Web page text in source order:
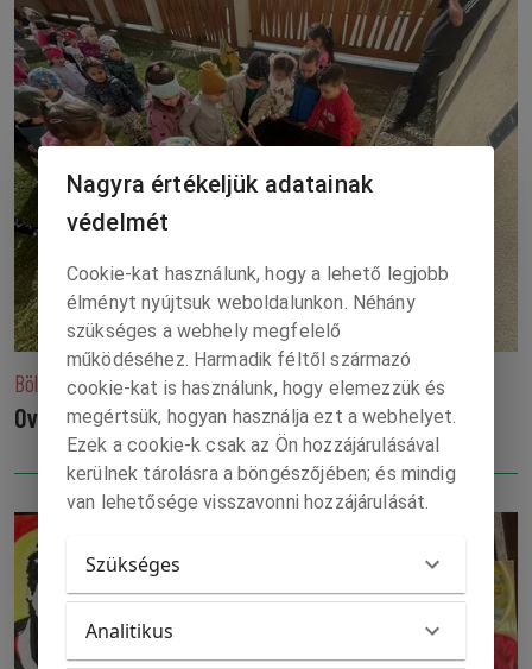
Bölcsőből a Kertbe projekt Szepsiben
Ovisok várják munkájuk gyümölcsét
Nagyra értékeljük adatainak
védelmét
Cookie-kat használunk, hogy a lehető legjobb
élményt nyújtsuk weboldalunkon. Néhány
szükséges a webhely megfelelő
működéséhez. Harmadik féltől származó
cookie-kat is használunk, hogy elemezzük és
megértsük, hogyan használja ezt a webhelyet.
Ezek a cookie-k csak az Ön hozzájárulásával
kerülnek tárolásra a böngészőjében; és mindig
van lehetősége visszavonni hozzájárulását.
Szükséges
Analitikus